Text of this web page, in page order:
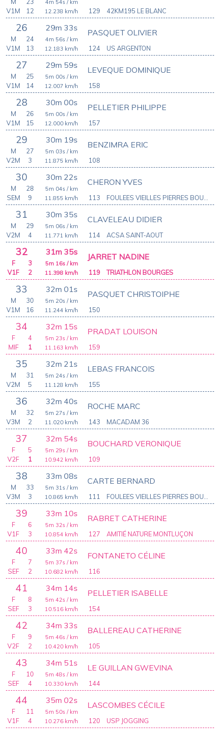
129
4m 54s / km
12.238 km/h
V1M
12 42KM195 LE BLANC
26 29m 33s
124
PASQUET OLIVIER
4m 56s / km
12.183 km/h
M
24
V1M
13 US ARGENTON
27 29m 59s
158
LEVEQUE DOMINIQUE
5m 00s / km
12.007 km/h
M
25
V1M
14
28 30m 00s
157
PELLETIER PHILIPPE
5m 00s / km
12.000 km/h
M
26
V1M
15
29 30m 19s
108
BENZIMRA ERIC
5m 03s / km
11.875 km/h
M
27
V2M
3
30 30m 22s
113
CHERON YVES
5m 04s / km
11.855 km/h
M
28
SEM
9
31 30m 35s
114
CLAVELEAU DIDIER
5m 06s / km
11.771 km/h
M
29
V2M
4 ACSA SAINT-AOUT
32 31m 35s
119
JARRET NADINE
5m 16s / km
11.398 km/h
F
3
V1F
2 TRIATHLON BOURGES
33 32m 01s
150
PASQUET CHRISTOIPHE
5m 20s / km
11.244 km/h
M
30
V1M
16
34 32m 15s
159
PRADAT LOUISON
5m 23s / km
11.163 km/h
F
4
MIF
1
35 32m 21s
155
LEBAS FRANCOIS
5m 24s / km
11.128 km/h
M
31
V2M
5
36 32m 40s
143
ROCHE MARC
5m 27s / km
11.020 km/h
M
32
V3M
2 MACADAM 36
37 32m 54s
109
BOUCHARD VERONIQUE
5m 29s / km
10.942 km/h
F
5
V2F
1
38 33m 08s
111
CARTE BERNARD
5m 31s / km
10.865 km/h
M
33
V3M
3
39 33m 10s
127
RABRET CATHERINE
5m 32s / km
10.854 km/h
F
6
V1F
3 AMITIÉ NATURE MONTLUÇON
40 33m 42s
116
FONTANETO CÉLINE
5m 37s / km
10.682 km/h
F
7
SEF
2
41 34m 14s
154
PELLETIER ISABELLE
5m 42s / km
10.516 km/h
F
8
SEF
3
42 34m 33s
105
BALLEREAU CATHERINE
5m 46s / km
10.420 km/h
F
9
V2F
2
43 34m 51s
144
LE GUILLAN GWEVINA
5m 48s / km
10.330 km/h
F
10
SEF
4
44 35m 02s
120
LASCOMBES CÉCILE
5m 50s / km
10.276 km/h
F
11
V1F
4 USP JOGGING